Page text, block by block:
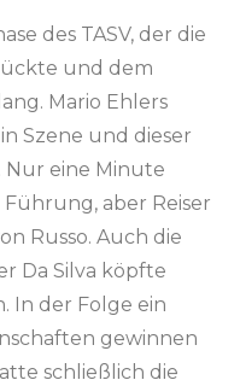
des TASV, der die
und dem
Mario Ehlers
Szene und dieser
Nur eine Minute
aber Reiser
Russo. Auch die
Da Silva köpfte
In der Folge ein
gewinnen
schließlich die